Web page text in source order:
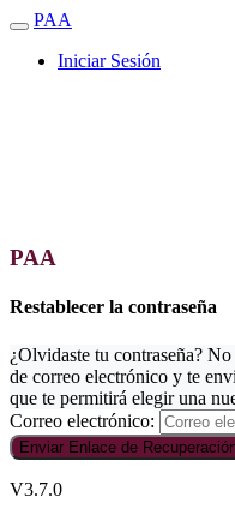
PAA
Iniciar Sesión
PAA
Restablecer la contraseña
¿Olvidaste tu contraseña?
de correo electrónico y te
que te permitirá elegir una
Correo electrónico:
Enviar Enlace de
V3.7.0